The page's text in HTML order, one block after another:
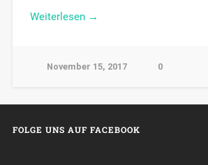
Weiterlesen →
November 15, 2017 0
FOLGE UNS AUF FACEBOOK